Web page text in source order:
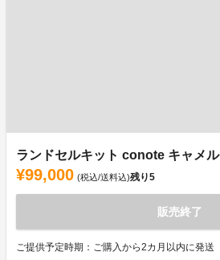
ランドセルキット conote キャメル
¥99,000 (税込/送料込)残り5
販売終了
ご提供予定時期：ご購入から2カ月以内に発送